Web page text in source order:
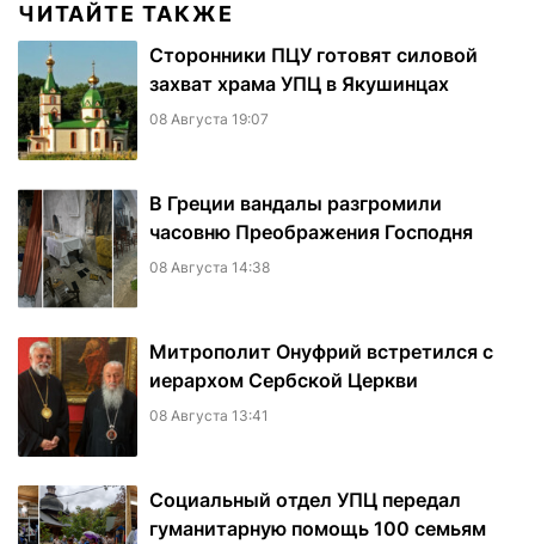
ЧИТАЙТЕ ТАКЖЕ
Сторонники ПЦУ готовят силовой
захват храма УПЦ в Якушинцах
08 Августа 19:07
В Греции вандалы разгромили
часовню Преображения Господня
08 Августа 14:38
Митрополит Онуфрий встретился с
иерархом Сербской Церкви
08 Августа 13:41
Социальный отдел УПЦ передал
гуманитарную помощь 100 семьям